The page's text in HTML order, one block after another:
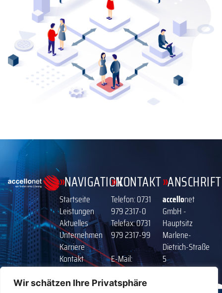
Wir schätzen Ihre Privatsphäre
»NAVIGATION
Startseite
Leistungen
Aktuelles
Unternehmen
Karriere
Kontakt
Impressum
Datenschutz
»KONTAKT
Telefon:0731
979 2317-0
Telefax: 0731
979 2317-99
E-Mail:
info@accellonet.com
Internet:
»ANSCHRIFT
accellonet
GmbH -
Hauptsitz
Marlene-
Dietrich-Straße
5
89231 Neu-Ulm